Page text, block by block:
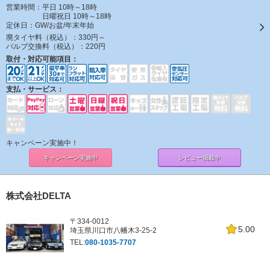
営業時間：平日 10時～18時
日曜祝日 10時～18時
定休日： GW/お盆/年末年始
廃タイヤ料（税込）： 330円～
バルブ交換料（税込）： 220円
取付・対応可能項目：
支払・サービス：
キャンペーン実施中！
キャンペーン実施中 レビュー掲載中
株式会社DELTA
5.00
〒334-0012
埼玉県川口市八幡木3-25-2
TEL:080-1035-7707